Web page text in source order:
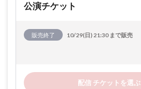
公演チケット
販売終了 10/29(日) 21:30 まで販売
配信 チケットを選ぶ